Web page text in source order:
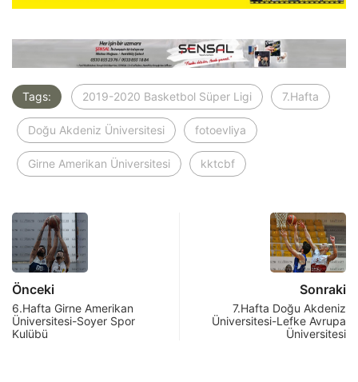
Tags: 2019-2020 Basketbol Süper Ligi 7.Hafta
Doğu Akdeniz Üniversitesi fotoevliya
Girne Amerikan Üniversitesi kktcbf
Önceki
6.Hafta Girne Amerikan
Üniversitesi-Soyer Spor
Kulübü
Sonraki
7.Hafta Doğu Akdeniz
Üniversitesi-Lefke Avrupa
Üniversitesi